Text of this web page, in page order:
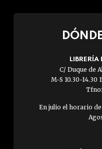
C/ Duque de
M-S 10.30-14.30
En julio el horario